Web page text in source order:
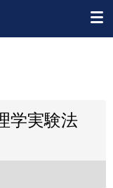
学実験法